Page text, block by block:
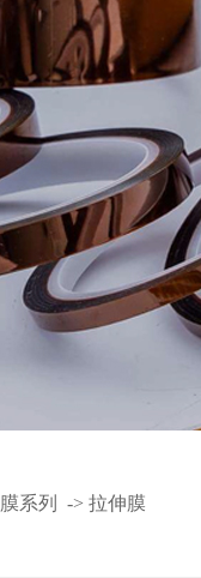
系列 -> 拉伸膜